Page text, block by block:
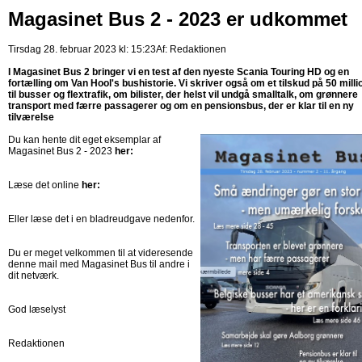
Magasinet Bus 2 - 2023 er udkommet
Tirsdag 28. februar 2023 kl: 15:23Af: Redaktionen
I Magasinet Bus 2 bringer vi en test af den nyeste Scania Touring HD og en
fortælling om Van Hool's bushistorie. Vi skriver også om et tilskud på 50
til busser og flextrafik, om bilister, der helst vil undgå smalltalk, om grønnere
transport med færre passagerer og om en pensionsbus, der er klar til en ny
tilværelse
Du kan hente dit eget eksemplar af
Magasinet Bus 2 - 2023 her:
Læse det online her:
Eller læse det i en bladreudgave nedenfor.
Du er meget velkommen til at videresende
denne mail med Magasinet Bus til andre i
dit netværk.
God læselyst
Redaktionen